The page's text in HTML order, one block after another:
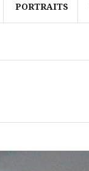
PORTRAITS